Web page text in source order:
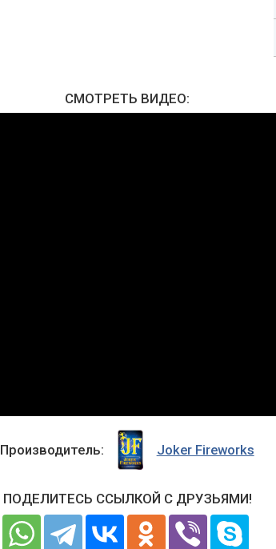
СМОТРЕТЬ ВИДЕО:
Производитель: Joker Fireworks
ПОДЕЛИТЕСЬ ССЫЛКОЙ С ДРУЗЬЯМИ!